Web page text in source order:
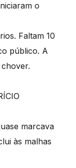
o
Faltam 10
público. A
marcava
às malhas